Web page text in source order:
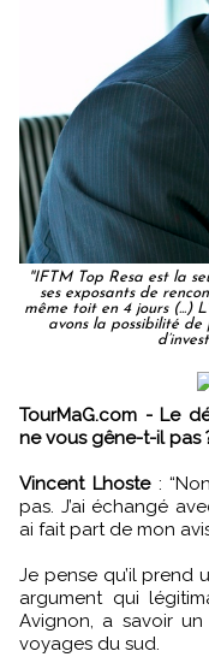
''IFTM Top Resa est la
ses exposants de
même toit en 4 jours (...)
avons la possibilité de
TourMaG.com - Le déménagement du DITEX à Deauville
ne vous gêne-t-il pas
Vincent Lhoste :
pas. J’ai échangé
ai fait part de mon
Je pense qu’il prend
argument qui
Avignon, a savoir
voyages du sud.